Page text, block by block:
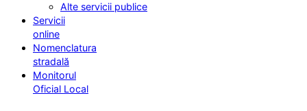
Alte servicii publice
Servicii
online
Nomenclatura
stradală
Monitorul
Oficial Local